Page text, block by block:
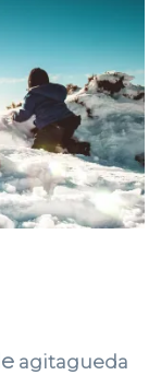
agitagueda